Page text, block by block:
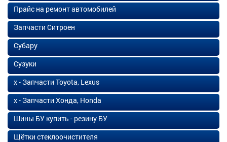
Прайс на ремонт автомобилей
Запчасти Ситроен
Субару
Сузуки
х - Запчасти Toyota, Lexus
х - Запчасти Хонда, Honda
Шины БУ купить - резину БУ
Щётки стеклоочистителя